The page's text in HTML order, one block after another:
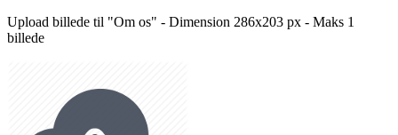
Upload billede til "Om os" - Dimension 286x203 px - Maks 1
billede